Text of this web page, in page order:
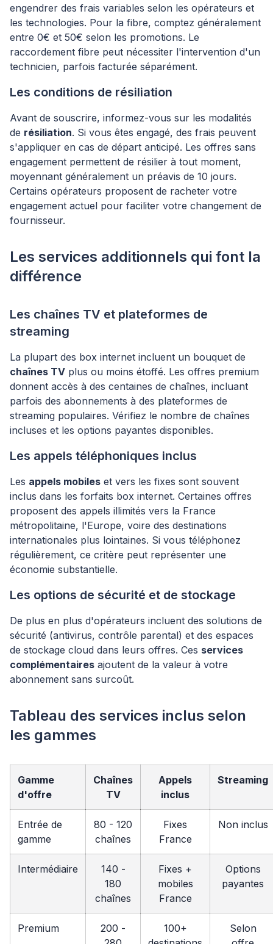
engendrer des frais variables selon les opérateurs et
les technologies. Pour la fibre, comptez généralement
entre 0€ et 50€ selon les promotions. Le
raccordement fibre peut nécessiter l'intervention d'un
technicien, parfois facturée séparément.
Les conditions de résiliation
Avant de souscrire, informez-vous sur les modalités
de résiliation. Si vous êtes engagé, des frais peuvent
s'appliquer en cas de départ anticipé. Les offres sans
engagement permettent de résilier à tout moment,
moyennant généralement un préavis de 10 jours.
Certains opérateurs proposent de racheter votre
engagement actuel pour faciliter votre changement de
fournisseur.
Les services additionnels qui font la
différence
Les chaînes TV et plateformes de
streaming
La plupart des box internet incluent un bouquet de
chaînes TV plus ou moins étoffé. Les offres premium
donnent accès à des centaines de chaînes, incluant
parfois des abonnements à des plateformes de
streaming populaires. Vérifiez le nombre de chaînes
incluses et les options payantes disponibles.
Les appels téléphoniques inclus
Les appels mobiles et vers les fixes sont souvent
inclus dans les forfaits box internet. Certaines offres
proposent des appels illimités vers la France
métropolitaine, l'Europe, voire des destinations
internationales plus lointaines. Si vous téléphonez
régulièrement, ce critère peut représenter une
économie substantielle.
Les options de sécurité et de stockage
De plus en plus d'opérateurs incluent des solutions de
sécurité (antivirus, contrôle parental) et des espaces
de stockage cloud dans leurs offres. Ces services
complémentaires ajoutent de la valeur à votre
abonnement sans surcoût.
Tableau des services inclus selon
les gammes
Gamme
d'offre
Chaînes
TV
Appels
inclus
Streaming
Entrée de
gamme
80 - 120
chaînes
Fixes
France
Non inclus
Intermédiaire
140 -
180
chaînes
Fixes +
mobiles
France
Options
payantes
Premium
200 -
100+
Selon